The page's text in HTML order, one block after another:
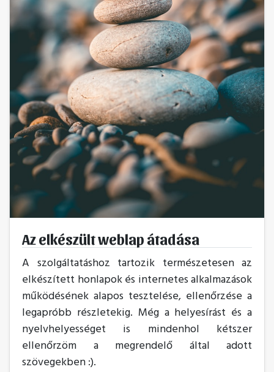
Az elkészült weblap átadása
A szolgáltatáshoz tartozik természetesen az
elkészített honlapok és internetes alkalmazások
működésének alapos tesztelése, ellenőrzése a
legapróbb részletekig. Még a helyesírást és a
nyelvhelyességet is mindenhol kétszer
ellenőrzöm a megrendelő által adott
szövegekben :).